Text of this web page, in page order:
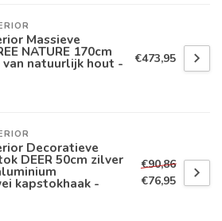
Massieve
NATURE 170cm
natuurlijk hout - €473,95
Decoratieve
DEER 50cm zilver
kapstokhaak -
€90,86
€76,95